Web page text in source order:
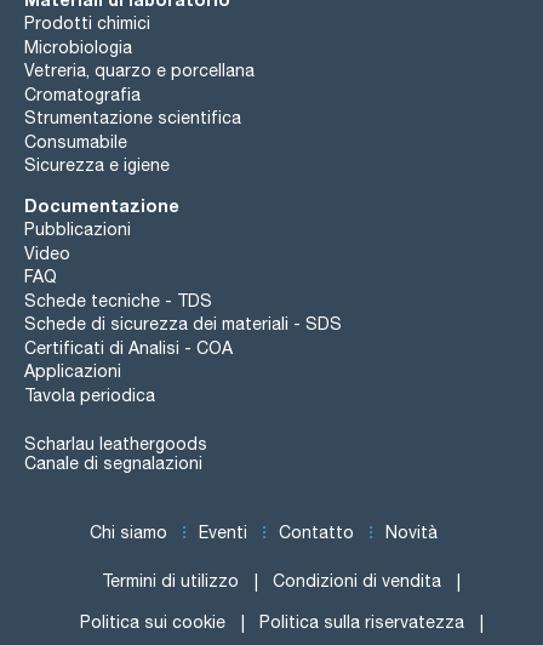
Prodotti chimici
Microbiologia
Vetreria, quarzo e porcellana
Cromatografia
Strumentazione scientifica
Consumabile
Sicurezza e igiene
Documentazione
Pubblicazioni
Video
FAQ
Schede tecniche - TDS
Schede di sicurezza dei materiali - SDS
Certificati di Analisi - COA
Applicazioni
Tavola periodica
Scharlau leathergoods
Canale di segnalazioni
Chi siamo Eventi Contatto Novità
Termini di utilizzo Condizioni di vendita
Politica sui cookie Politica sulla riservatezza